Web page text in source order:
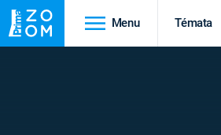
Menu Témata